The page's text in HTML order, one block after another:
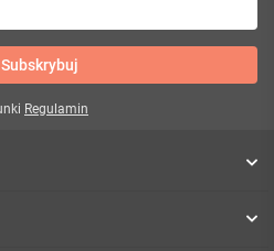
Subskrybuj
Regulamin